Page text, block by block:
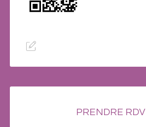
PRENDRE RDV